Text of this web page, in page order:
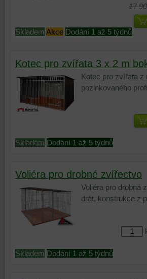
17
Skladem Akce Dodání 1 až 5 týdnů
Kotec pro zvířata 3 x 2 m
Kotec pro zvířata z
pozinkovaného
Skladem Dodání 1 až 5 týdnů
Voliéra pro drobné zvířectvo
Voliéra pro drobná
drát, konstrukce z
Skladem Dodání 1 až 5 týdnů